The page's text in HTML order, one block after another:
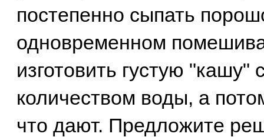
постепенно сыпать
одновременном
изготовить густую
количеством воды, а
что дают. Предложите